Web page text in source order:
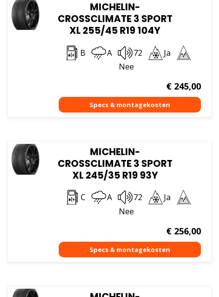
MICHELIN-
CROSSCLIMATE 3 SPORT
XL 255/45 R19 104Y
B A 72
Ja
Nee
€245,00
MICHELIN-
CROSSCLIMATE 3 SPORT
XL 245/35 R19 93Y
C A 72
Ja
Nee
€256,00